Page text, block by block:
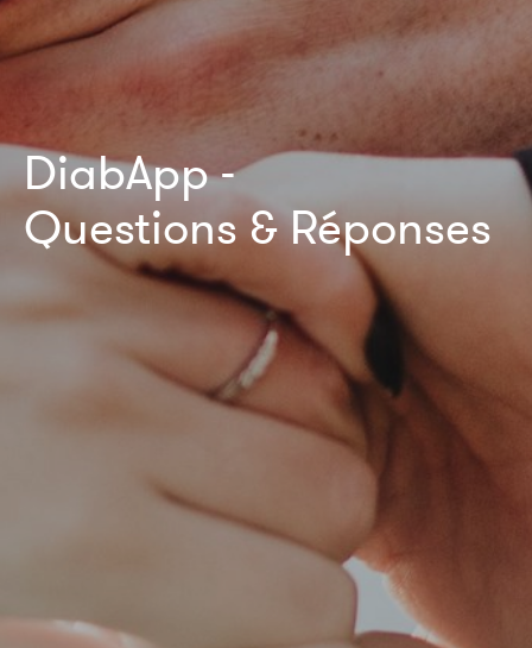
DiabApp -
Questions & Réponses